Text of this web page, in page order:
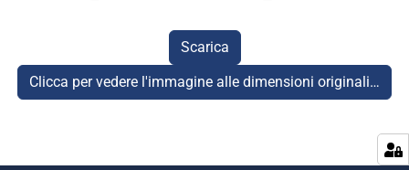
Scarica
Clicca per vedere l'immagine alle dimensioni originali…